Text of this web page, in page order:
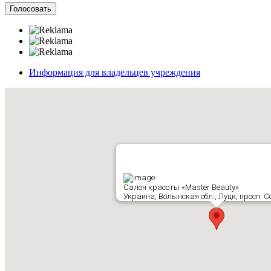
Информация для владельцев учреждения
Салон красоты «Master Beauty»
Украина, Волынская обл., Луцк, просп.